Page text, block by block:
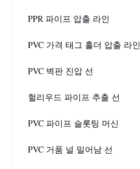
PPR 파이프 압출 라인
PVC 가격 태그 홀더 압출 라인
PVC 벽판 진압 선
헐리우드 파이프 추출 선
PVC 파이프 슬롯팅 머신
PVC 거품 널 밀어남 선